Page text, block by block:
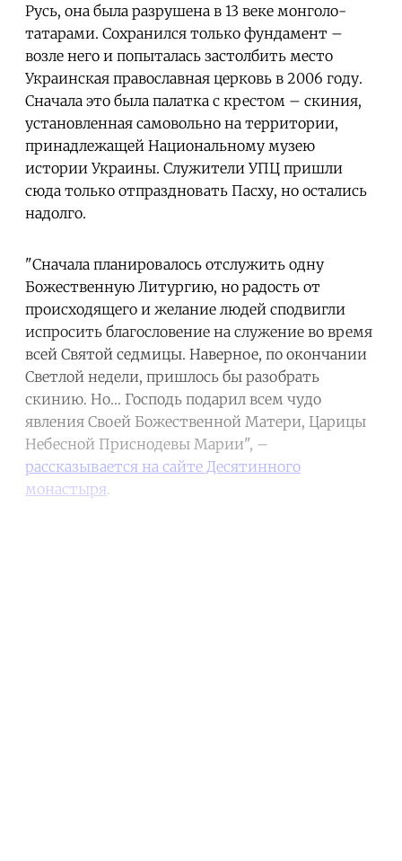
Русь, она была разрушена в 13 веке монголо-
татарами. Сохранился только фундамент –
возле него и попыталась застолбить место
Украинская православная церковь в 2006 году.
Сначала это была палатка с крестом – скиния,
установленная самовольно на территории,
принадлежащей Национальному музею
истории Украины. Служители УПЦ пришли
сюда только отпраздновать Пасху, но остались
надолго.
"Сначала планировалось отслужить одну
Божественную Литургию, но радость от
происходящего и желание людей сподвигли
испросить благословение на служение во время
всей Святой седмицы. Наверное, по окончании
Светлой недели, пришлось бы разобрать
скинию. Но… Господь подарил всем чудо
явления Своей Божественной Матери, Царицы
Небесной Приснодевы Марии", –
рассказывается на сайте Десятинного
монастыря.